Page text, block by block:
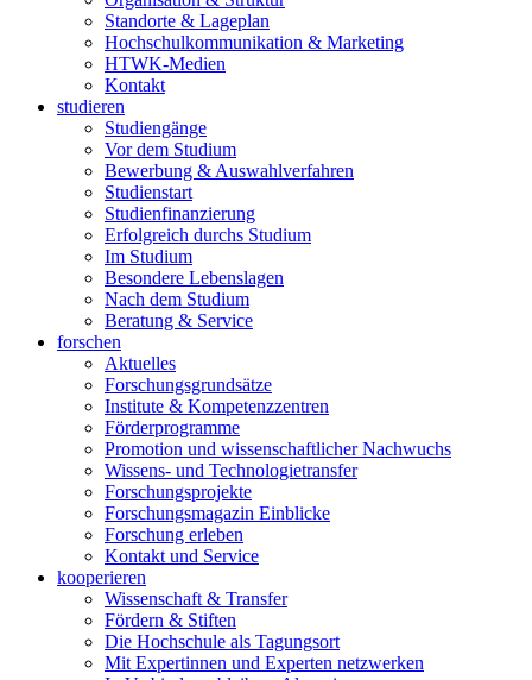
Standorte & Lageplan
Hochschulkommunikation & Marketing
HTWK-Medien
Kontakt
studieren
Studiengänge
Vor dem Studium
Bewerbung & Auswahlverfahren
Studienstart
Studienfinanzierung
Erfolgreich durchs Studium
Im Studium
Besondere Lebenslagen
Nach dem Studium
Beratung & Service
forschen
Aktuelles
Forschungsgrundsätze
Institute & Kompetenzzentren
Förderprogramme
Promotion und wissenschaftlicher Nachwuchs
Wissens- und Technologietransfer
Forschungsprojekte
Forschungsmagazin Einblicke
Forschung erleben
Kontakt und Service
kooperieren
Wissenschaft & Transfer
Fördern & Stiften
Die Hochschule als Tagungsort
Mit Expertinnen und Experten netzwerken